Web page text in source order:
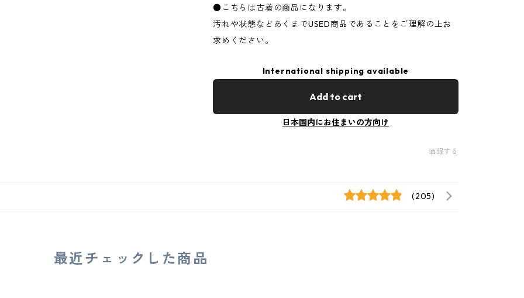
●こちらは古着の商品になります。
汚れや状態などあくまでUSED商品であることをご理解の上お
求めください。
International shipping available
Add to cart
日本国内にお住まいの方向け
通報する
(205)
最近チェックした商品